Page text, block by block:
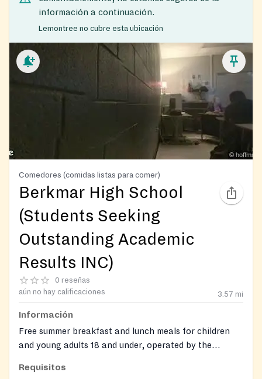
información a continuación.
Lemontree no cubre esta ubicación
Comedores (comidas listas para comer)
Berkmar High School
(Students Seeking
Outstanding Academic
Results INC)
0 reseñas
aún no hay calificaciones
3.57 mi
Información
Free summer breakfast and lunch meals for children
and young adults 18 and under, operated by the
Results INC (SSOAR) at Berkmar High School. All
Requisitos